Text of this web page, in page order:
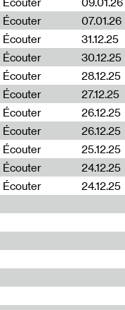
Écouter
07.01.26
Écouter
31.12.25
Écouter
30.12.25
Écouter
28.12.25
Écouter
27.12.25
Écouter
26.12.25
Écouter
26.12.25
Écouter
25.12.25
Écouter
24.12.25
Écouter
24.12.25